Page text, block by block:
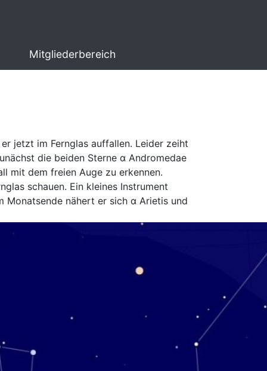
Mitgliederbereich
jetzt im Fernglas auffallen. Leider zeiht
die beiden Sterne α Andromedae
mit dem freien Auge zu erkennen.
schauen. Ein kleines Instrument
Monatsende nähert er sich α Arietis und